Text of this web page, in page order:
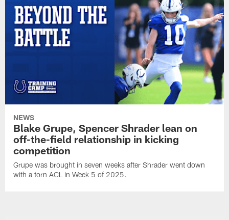
NEWS
Blake Grupe, Spencer Shrader lean on
off-the-field relationship in kicking
competition
Grupe was brought in seven weeks after Shrader went down
with a torn ACL in Week 5 of 2025.